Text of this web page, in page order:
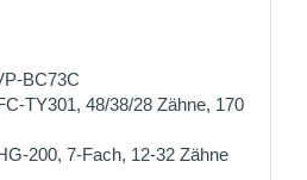
BC73C
TY301, 48/38/28 Zähne, 170
200, 7-Fach, 12-32 Zähne